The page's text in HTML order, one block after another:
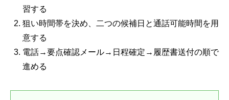
習する
狙い時間帯を決め、二つの候補日と通話可能時間を用
意する
電話→要点確認メール→日程確定→履歴書送付の順で
進める